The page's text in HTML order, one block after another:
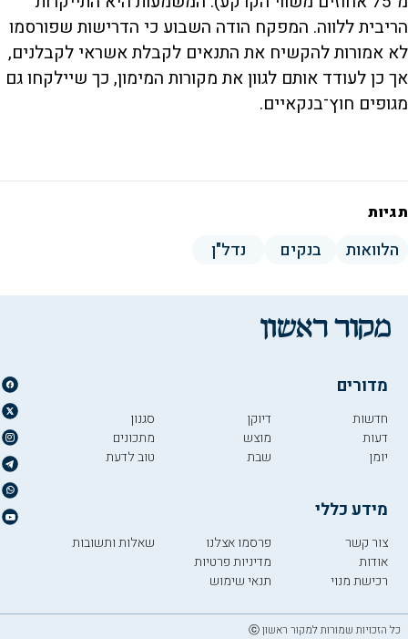
הריבית ללווה. המפקח הודה השבוע כי הדרישות שפורסמו
לא אמורות להקשיח את התנאים לקבלת אשראי לקבלנים,
אך כן לעודד אותם לגוון את מקורות המימון, כך שיילקחו גם
מגופים חוץ־בנקאיים.
תגיות
הלוואות בנקים נדל"ן
מדורים
חדשות
דעות
יומן
דיוקן
מוצש
שבת
סגנון
מתכונים
טוב לדעת
מידע כללי
צור קשר
אודות
רכישת מנוי
פרסמו אצלנו
מדיניות פרטיות
תנאי שימוש
שאלות ותשובות
כל הזכויות שמורות למקור ראשון ⓒ